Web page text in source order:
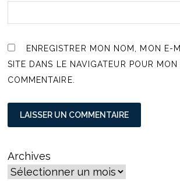
ENREGISTRER MON NOM, MON E-
SITE DANS LE NAVIGATEUR POUR MON
COMMENTAIRE.
Archives